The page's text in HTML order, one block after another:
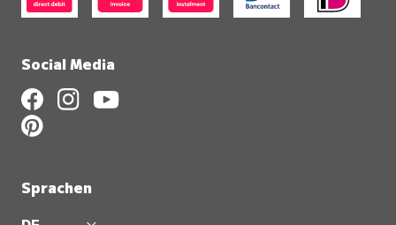
Social Media
Sprachen